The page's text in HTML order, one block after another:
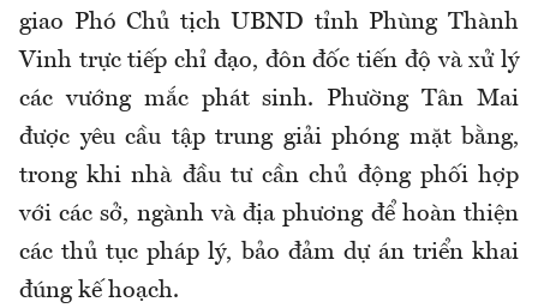
giao Phó Chủ tịch UBND tỉnh Phùng Thành
Vinh trực tiếp chỉ đạo, đôn đốc tiến độ và xử lý
các vướng mắc phát sinh. Phường Tân Mai
được yêu cầu tập trung giải phóng mặt bằng,
trong khi nhà đầu tư cần chủ động phối hợp
với các sở, ngành và địa phương để hoàn thiện
các thủ tục pháp lý, bảo đảm dự án triển khai
đúng kế hoạch.